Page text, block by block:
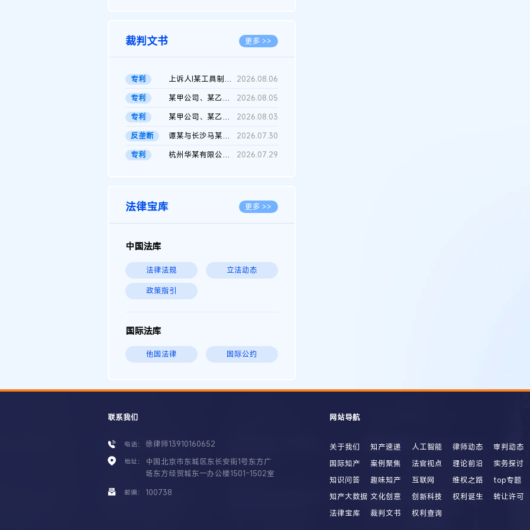
裁判文书 更多 >>
专利 上诉人I某工具制品有限公司与被上诉人程某及一审被告中华人民共和...
2026.08.06
专利
某甲公司、某乙公司、某丙公司申请诉前行为保全复议裁定书
2026.08.05
专利
某甲公司、某乙公司、官某与某丙公司专利申请权权属纠纷 二审判决...
2026.08.03
反垄断
谭某与长沙马某堆农产品股份有限公司滥用市场支配地位纠纷二审裁...
2026.07.30
专利
杭州华某有限公司与菲某有限公司侵害发明专利权纠纷 2026.07.29
法律宝库 更多 >>
中国法库
法律法规 立法动态
政策指引
国际法库
他国法律 国际公约
联系我们
电话： 徐律师13910160652
地址：
中国北京市东城区东长安街1号东方广
场东方经贸城东一办公楼1501-1502室
邮编： 100738
网站导航
关于我们 知产速递 人工智能 律师动态
审判动态
国际知产
案例聚焦 法官视点 理论前沿
实务探讨
知识问答
趣味知产 互联网 维权之路
top专题
知产大数据 文化创意 创新科技 权利诞生
转让许可
法律宝库
裁判文书 权利查询